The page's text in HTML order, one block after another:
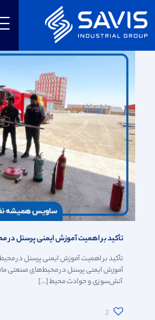
دسته بندی تگ بندی
تأکید بر اهمیت آموزش ایمنی پرسنل
تأکید بر اهمیت آموزش ایمنی پرسنل در
آموزش ایمنی پرسنل در محیط‌های صنعتی
آتش‌سوزی و حوادث محیط[…]
2